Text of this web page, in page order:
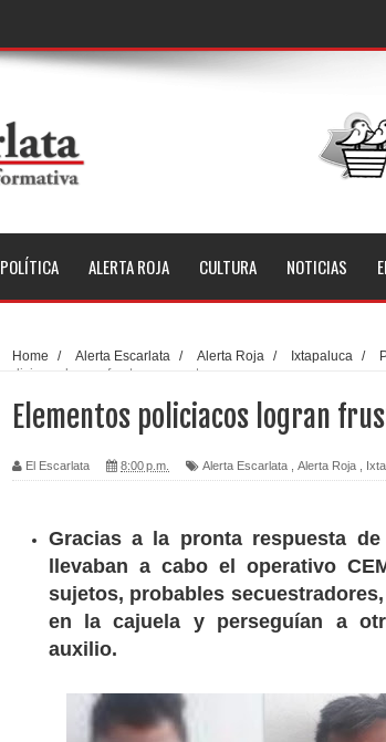
POLÍTICA ALERTA ROJA CULTURA NOTICIAS
Home / Alerta Escarlata / Alerta Roja / Ixtapaluca /
policiacos logran frustrar secuestro
Elementos policiacos logran
El Escarlata 8:00 p.m. Alerta Escarlata Alerta Roja
Gracias a la pronta respuesta
llevaban a cabo el operativo
sujetos, probables
en la cajuela y perseguían a
auxilio.